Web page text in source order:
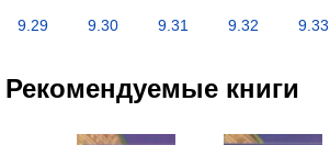
9.29 9.30 9.31 9.32 9.33
Рекомендуемые книги